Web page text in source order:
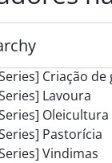
DESPORTO
AGRICULTURA
Apicultura
Criação de
Lavoura
Oleicultura
Pastorícia
Vindimas